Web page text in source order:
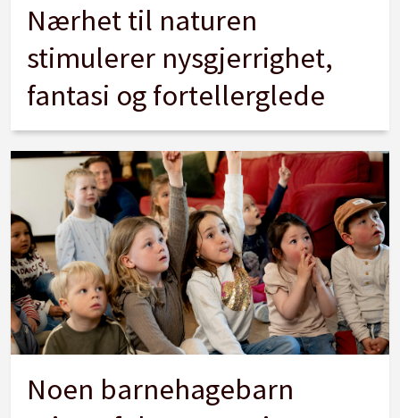
Nærhet til naturen
stimulerer nysgjerrighet,
fantasi og fortellerglede
Noen barnehagebarn